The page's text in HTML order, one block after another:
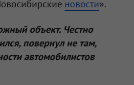
новости».
объект. Честно
повернул не там,
автомобилистов